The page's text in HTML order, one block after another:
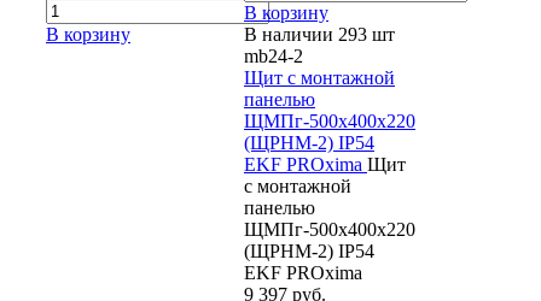
В корзину
В корзину
В наличии 293 шт
mb24-2
Щит с монтажной
панелью
ЩМПг-500х400х220
(ЩРНМ-2) IP54
EKF PROxima Щит
с монтажной
панелью
ЩМПг-500х400х220
(ЩРНМ-2) IP54
EKF PROxima
9 397 руб.